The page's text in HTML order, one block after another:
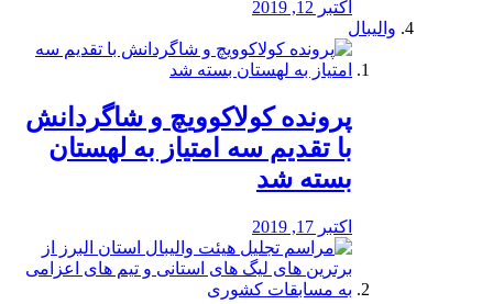
اکتبر 12, 2019
والیبال
پرونده کولاکوویچ و شاگردانش
با تقدیم سه امتیاز به لهستان
بسته شد
اکتبر 17, 2019